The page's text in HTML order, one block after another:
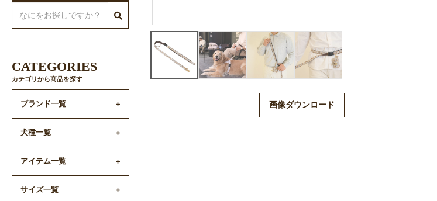
画像ダウンロード
CATEGORIES
カテゴリから商品を探す
ブランド一覧
犬種一覧
アイテム一覧
サイズ一覧